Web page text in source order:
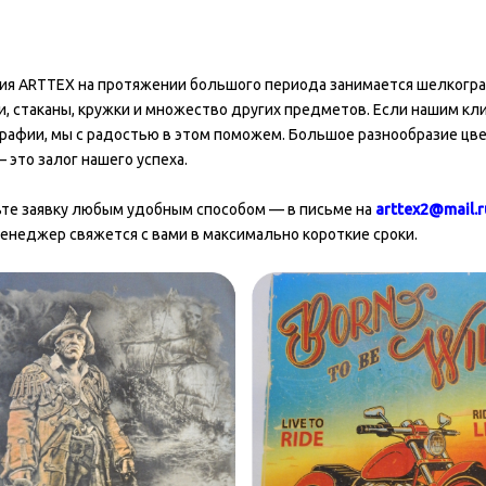
ARTTEX на протяжении большого периода занимается
стаканы, кружки и множество других предметов. Если нашим
мы с радостью в этом поможем. Большое разнообразие
залог нашего успеха.
заявку любым удобным способом — в письме на
свяжется с вами в максимально короткие сроки.